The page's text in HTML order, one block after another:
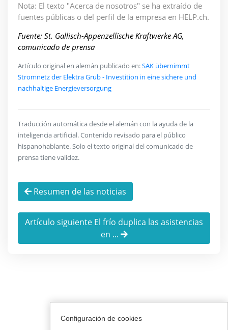
Nota: El texto "Acerca de nosotros" se ha extraído de
fuentes públicas o del perfil de la empresa en HELP.ch.
Fuente: St. Gallisch-Appenzellische Kraftwerke AG,
comunicado de prensa
Artículo original en alemán publicado en:SAK übernimmt
Stromnetz der Elektra Grub - Investition in eine sichere und
nachhaltige Energieversorgung
Traducción automática desde el alemán con la ayuda de la
inteligencia artificial. Contenido revisado para el público
hispanohablante. Solo el texto original del comunicado de
prensa tiene validez.
Resumen de las noticias
Artículo siguiente El frío duplica las asistencias
en ...
Configuración de cookies